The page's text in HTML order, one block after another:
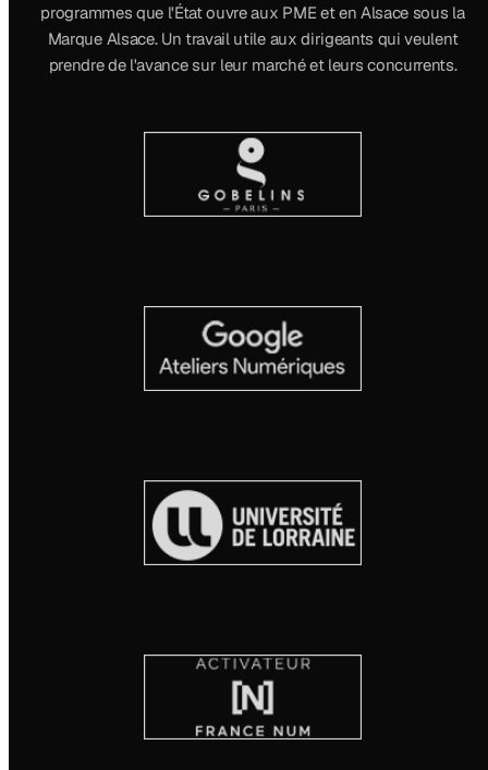
programmes que l'État ouvre aux PME et en Alsace sous la
Marque Alsace. Un travail utile aux dirigeants qui veulent
prendre de l'avance sur leur marché et leurs concurrents.